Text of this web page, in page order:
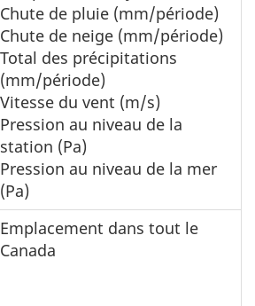
Chute de pluie (mm/période)
Chute de neige (mm/période)
Total des précipitations
(mm/période)
Vitesse du vent (m/s)
Pression au niveau de la
station (Pa)
Pression au niveau de la mer
(Pa)
Emplacement dans tout le
Canada